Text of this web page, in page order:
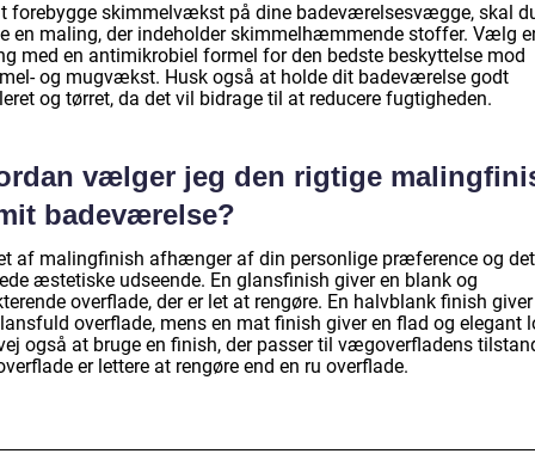
forebygge skimmelvækst på dine badeværelsesvægge, skal
en maling, der indeholder skimmelhæmmende stoffer. Vælg
med en antimikrobiel formel for den bedste beskyttelse mod
og mugvækst. Husk også at holde dit badeværelse godt
og tørret, da det vil bidrage til at reducere fugtigheden.
vælger jeg den rigtige
badeværelse?
af malingfinish afhænger af din personlige præference og det
æstetiske udseende. En glansfinish giver en blank og
overflade, der er let at rengøre. En halvblank finish
overflade, mens en mat finish giver en flad og elegant
også at bruge en finish, der passer til vægoverfladens
er lettere at rengøre end en ru overflade.